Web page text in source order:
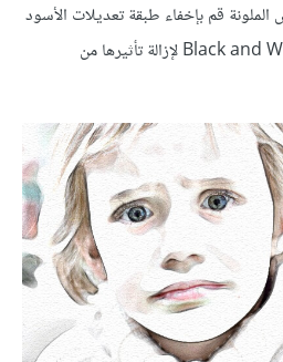
قم بإخفاء طبقة تعديلات الأسود
والأبيض Black and White adjustment لإزالة تأثيرها من